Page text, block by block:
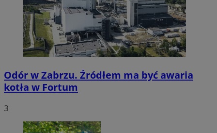
Odór w Zabrzu. Źródłem ma być awaria
kotła w Fortum
3